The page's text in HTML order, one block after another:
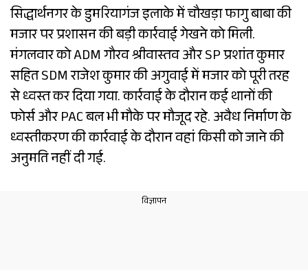
सिद्धार्थनगर के डुमरियागंज इलाके में चौखड़ा फागु बाबा की
मजार पर प्रशासन की बड़ी कार्रवाई गेखने को मिली.
मंगलवार को ADM गौरव श्रीवास्तव और SP प्रशांत कुमार
सहित SDM राजेश कुमार की अगुवाई में मजार को पूरी तरह
से ध्वस्त कर दिया गया. कार्रवाई के दौरान कई थानों की
फोर्स और PAC बल भी मौके पर मौजूद रहे. अवैध निर्माण के
ध्वस्तीकरण की कार्रवाई के दौरान वहां किसी को जाने की
अनुमति नहीं दी गई.